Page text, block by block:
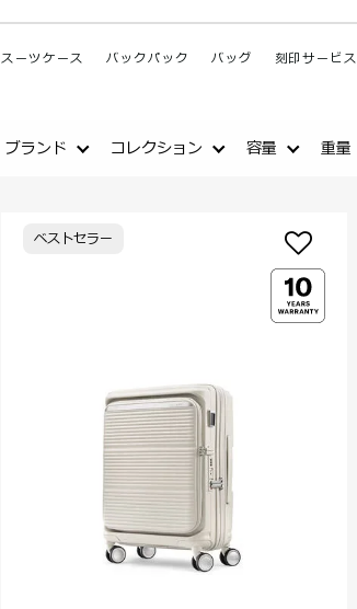
スーツケース バックパック バッグ 刻印サービス
ブランド コレクション 容量 重量
ベストセラー